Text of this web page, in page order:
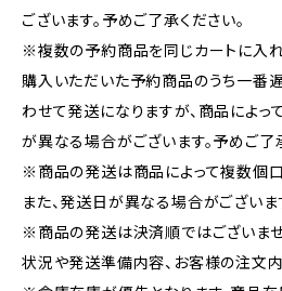
ございます。予めご了承ください。
※複数の予約商品を同じカートに入
購入いただいた予約商品のうち一番
わせて発送になりますが、商品によ
が異なる場合がございます。予めご了
※商品の発送は商品によって複数個口
また、発送日が異なる場合がございま
※商品の発送は決済順ではございま
状況や発送準備内容、お客様の注文内